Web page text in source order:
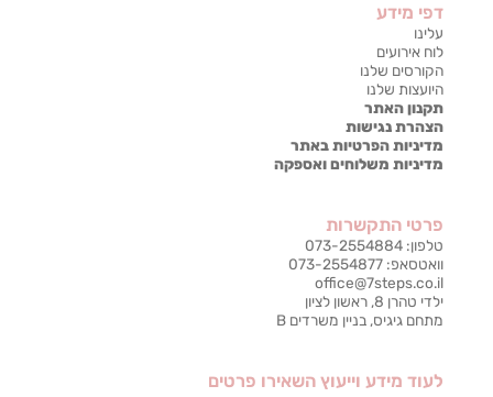
דפי מידע
עלינו
לוח אירועים
הקורסים שלנו
היועצות שלנו
תקנון האתר
הצהרת נגישות
מדיניות הפרטיות באתר
מדיניות משלוחים ואספקה
פרטי התקשרות
טלפון: 073-2554884
וואטסאפ: 073-2554877
office@7steps.co.il
ילדי טהרן 8, ראשון לציון
מתחם גיגיס, בניין משרדים B
לעוד מידע וייעוץ השאירו פרטים